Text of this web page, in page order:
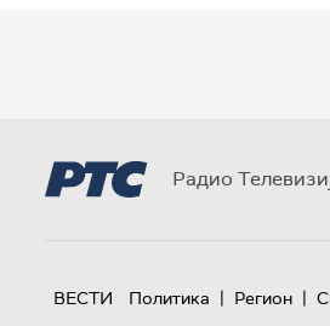
Радио
ВЕСТИ Политика | Регион |